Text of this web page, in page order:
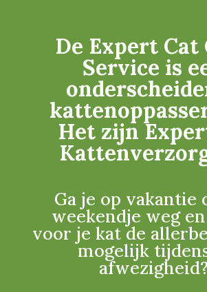
De Expert Cat
Service is
Het zijn
Ga je op vakantie
weekendje weg
voor je kat de
mogelijk
afwezigheid?